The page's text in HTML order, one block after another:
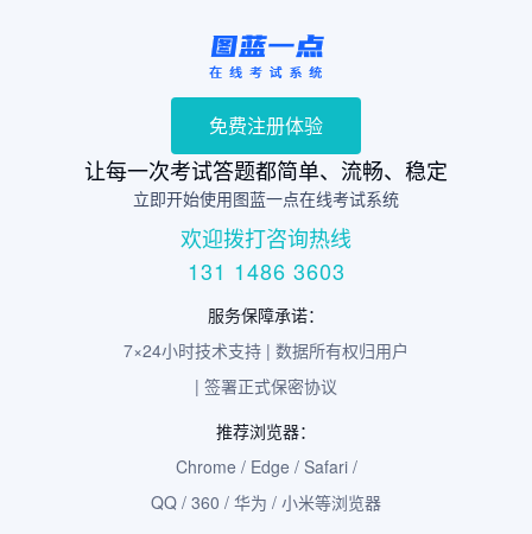
免费注册体验
让每一次考试答题都简单、流畅、稳定
立即开始使用图蓝一点在线考试系统
欢迎拨打咨询热线
131 1486 3603
服务保障承诺：
7×24小时技术支持 | 数据所有权归用户
| 签署正式保密协议
推荐浏览器：
Chrome / Edge / Safari /
QQ / 360 / 华为 / 小米等浏览器